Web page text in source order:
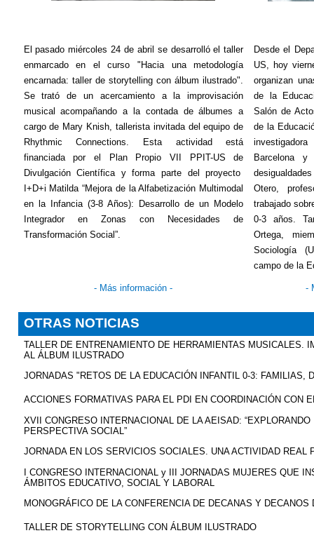
El pasado miércoles 24 de abril se desarrolló el taller
enmarcado en el curso "Hacia una metodología
encarnada: taller de storytellingcon álbum ilustrado".
Se trató de un acercamiento a la improvisación
musical acompañando a la contada de álbumes a
cargo de Mary Knish, tallerista invitada del equipo de
Rhythmic
Connections. Esta actividad está
financiada por el Plan Propio VII PPIT-US de
Divulgación Científica y forma parte del proyecto
I+D+i Matilda “Mejora de la Alfabetización Multimodal
en la Infancia (3-8 Años): Desarrollo de un Modelo
Integrador en Zonas con Necesidades de
Transformación Social”.
Desde el
US, hoy
organizan
de la
Salón de
de la
Barcelona
Otero,
trabajado
0-3 años.
Ortega,
Sociología
campo de la
- Más información - -
OTRAS NOTICIAS
TALLER DE ENTRENAMIENTO DE HERRAMIENTAS MUSICALES.
AL ÁLBUM ILUSTRADO
JORNADAS "RETOS DE LA EDUCACIÓN INFANTIL 0-3: FAMILIAS,
ACCIONES FORMATIVAS PARA EL PDI EN COORDINACIÓN CON
XVII CONGRESO INTERNACIONAL DE LA AEISAD:
PERSPECTIVA SOCIAL”
JORNADA EN LOS SERVICIOS SOCIALES. UNA ACTIVIDAD
I CONGRESO INTERNACIONAL y III JORNADAS MUJERES QUE
ÁMBITOS EDUCATIVO, SOCIAL Y LABORAL
MONOGRÁFICO DE LA CONFERENCIA DE DECANAS Y DECANOS
TALLER DE STORYTELLING CON ÁLBUM ILUSTRADO